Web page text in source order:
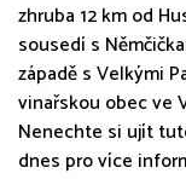
zhruba 12 km od
sousedí s
západě s Velkými
vinařskou obec ve
Nenechte si ujít
dnes pro více